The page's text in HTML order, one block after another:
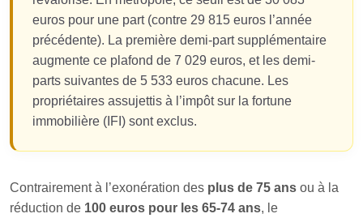
euros pour une part (contre 29 815 euros l’année
précédente). La première demi-part supplémentaire
augmente ce plafond de 7 029 euros, et les demi-
parts suivantes de 5 533 euros chacune. Les
propriétaires assujettis à l’impôt sur la fortune
immobilière (IFI) sont exclus.
Contrairement à l’exonération des plus de 75 ans ou à la
réduction de 100 euros pour les 65-74 ans, le